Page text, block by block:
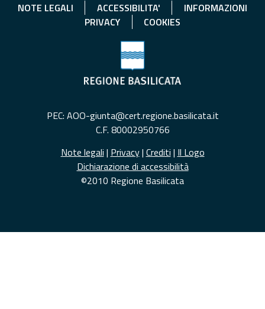
NOTE LEGALI ACCESSIBILITA'
INFORMAZIONI
PRIVACY
COOKIES
PEC: AOO-giunta@cert.regione.basilicata.it
C.F. 80002950766
Note legali | Privacy| Crediti | Il Logo
Dichiarazione di accessibilità
©2010 Regione Basilicata